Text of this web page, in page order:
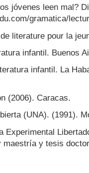
jóvenes leen mal?
gramatica/
literature pour la
infantil. Buenos
infantil. La
(2006). Caracas.
(UNA). (1991).
Experimental
maestría y tesis